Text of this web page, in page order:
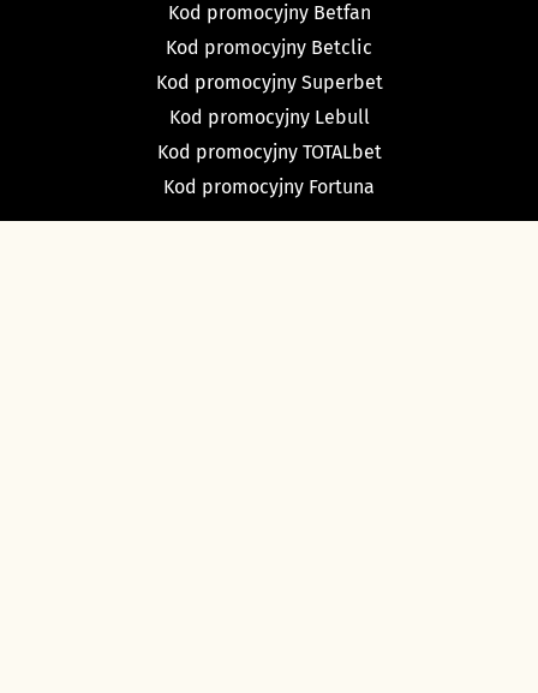
Kod promocyjny Betfan
Kod promocyjny Betclic
Kod promocyjny Superbet
Kod promocyjny Lebull
Kod promocyjny TOTALbet
Kod promocyjny Fortuna